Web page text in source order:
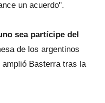
un acuerdo".
sea partícipe del
de los argentinos
Basterra tras la